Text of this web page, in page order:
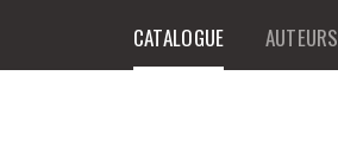
CATALOGUE AUTEURS